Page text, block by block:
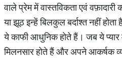
वाले प्रेम में वास्तविकता एवं
या झूठ इन्हें बिलकुल बर्दाश्त नहीं
ये काफी आधुनिक होते हैं। जब ये प्यार
मिलनसार होते हैं और अपने आकर्षक